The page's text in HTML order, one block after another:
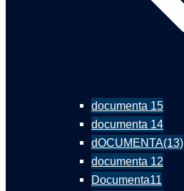
documenta 15
documenta 14
dOCUMENTA(13)
documenta 12
Documenta11